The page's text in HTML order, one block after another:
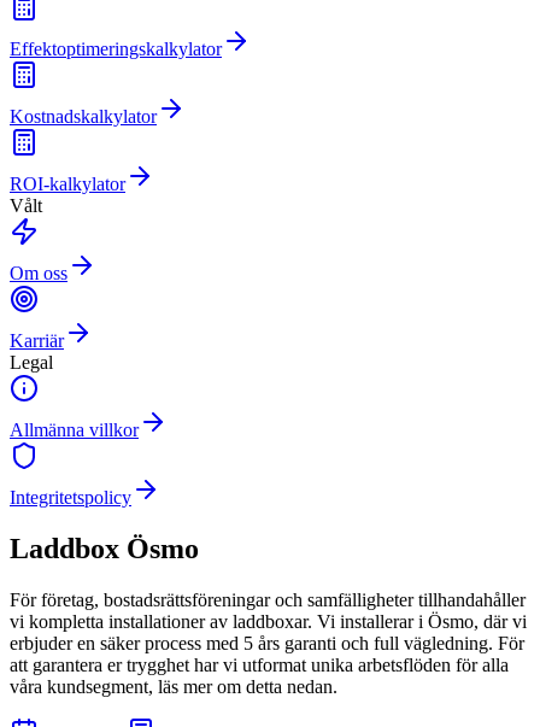
Effektoptimeringskalkylator
Kostnadskalkylator
ROI-kalkylator
Vålt
Om oss
Karriär
Legal
Allmänna villkor
Integritetspolicy
Laddbox Ösmo
För företag, bostadsrättsföreningar och samfälligheter tillhandahåller
vi kompletta installationer av laddboxar. Vi installerar i Ösmo, där vi
erbjuder en säker process med 5 års garanti och full vägledning. För
att garantera er trygghet har vi utformat unika arbetsflöden för alla
våra kundsegment, läs mer om detta nedan.